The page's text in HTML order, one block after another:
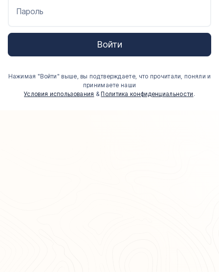
Пароль
Войти
Нажимая "Войти" выше, вы подтверждаете, что прочитали, поняли и
принимаете наши
Условия использования & Политика конфиденциальности .